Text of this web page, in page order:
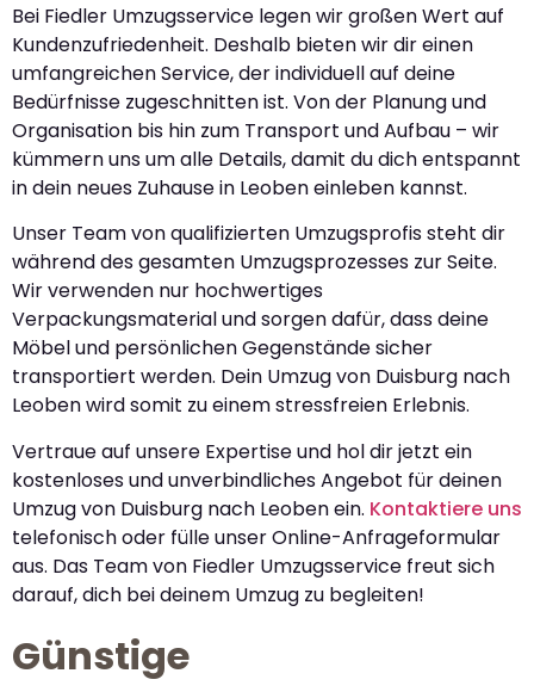
Bei Fiedler Umzugsservice legen wir großen Wert auf
Kundenzufriedenheit. Deshalb bieten wir dir einen
umfangreichen Service, der individuell auf deine
Bedürfnisse zugeschnitten ist. Von der Planung und
Organisation bis hin zum Transport und Aufbau – wir
kümmern uns um alle Details, damit du dich entspannt
in dein neues Zuhause in Leoben einleben kannst.
Unser Team von qualifizierten Umzugsprofis steht dir
während des gesamten Umzugsprozesses zur Seite.
Wir verwenden nur hochwertiges
Verpackungsmaterial und sorgen dafür, dass deine
Möbel und persönlichen Gegenstände sicher
transportiert werden. Dein Umzug von Duisburg nach
Leoben wird somit zu einem stressfreien Erlebnis.
Vertraue auf unsere Expertise und hol dir jetzt ein
kostenloses und unverbindliches Angebot für deinen
Umzug von Duisburg nach Leoben ein. Kontaktiere uns
telefonisch oder fülle unser Online-Anfrageformular
aus. Das Team von Fiedler Umzugsservice freut sich
darauf, dich bei deinem Umzug zu begleiten!
Günstige